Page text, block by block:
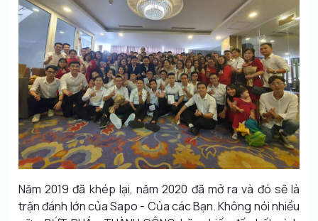
Năm 2019 đã khép lại, năm 2020 đã mở ra và đó sẽ là
trận đánh lớn của Sapo - Của các Bạn. Không nói nhiều